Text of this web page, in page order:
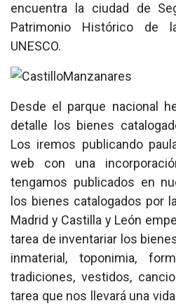
encuentra la ciudad de
Patrimonio Histórico de
UNESCO.
Desde el parque nacional
detalle los bienes
Los iremos publicando
web con una
tengamos publicados en
los bienes catalogados por
Madrid y Castilla y León
tarea de inventariar los
inmaterial, toponimia,
tradiciones, vestidos,
tarea que nos llevará una